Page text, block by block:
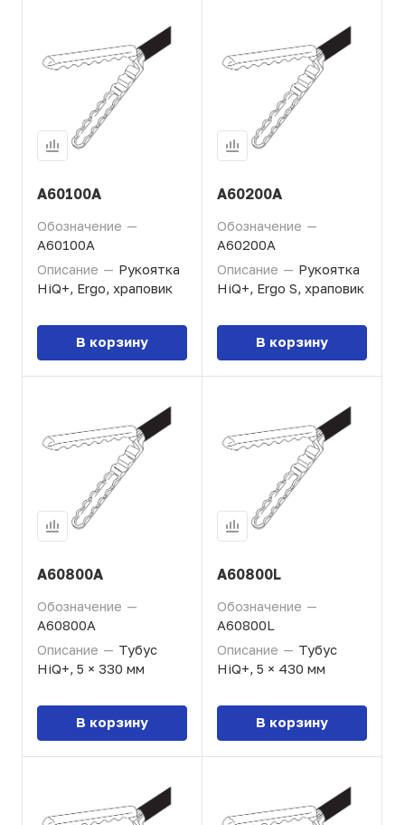
A60100A
Обозначение —
A60100A
Описание — Рукоятка
HiQ+, Ergo, храповик
В корзину
A60200A
Обозначение —
A60200A
Описание — Рукоятка
HiQ+, Ergo S, храповик
В корзину
A60800A
Обозначение —
A60800A
Описание — Тубус
HiQ+, 5 × 330 мм
В корзину
A60800L
Обозначение —
A60800L
Описание — Тубус
HiQ+, 5 × 430 мм
В корзину